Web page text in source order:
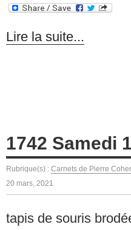
Lire la suite...
1742 Samedi
Rubrique(s) : Carnets de Pierre
20 mars, 2021
tapis de souris